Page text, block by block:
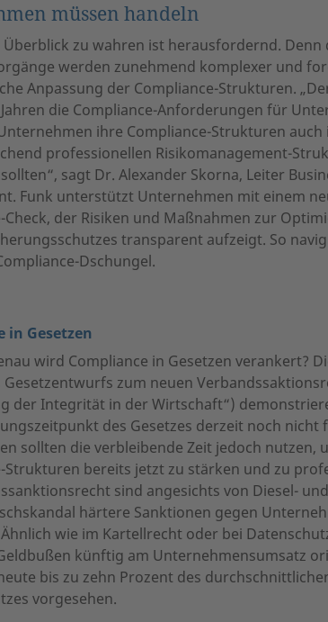
müssen handeln
Überblick zu wahren ist herausfordernd. Denn
werden zunehmend komplexer und
Anpassung der Compliance-Strukturen.
die Compliance-Anforderungen für
ihre Compliance-Strukturen
professionellen Risikomanagement-
sagt Dr. Alexander Skorna, Leiter
Funk unterstützt Unternehmen mit einem
Check, der Risiken und Maßnahmen zur
transparent aufzeigt. So
Dschungel.
in Gesetzen
wird Compliance in Gesetzen verankert?
Gesetzentwurfs zum neuen
der Integrität in der Wirtschaft“)
des Gesetzes derzeit noch nicht
sollten die verbleibende Zeit jedoch nutzen,
Strukturen bereits jetzt zu stärken und zu
sind angesichts von Diesel- und
härtere Sanktionen gegen
wie im Kartellrecht oder bei
künftig am Unternehmensumsatz
bis zu zehn Prozent des
vorgesehen.